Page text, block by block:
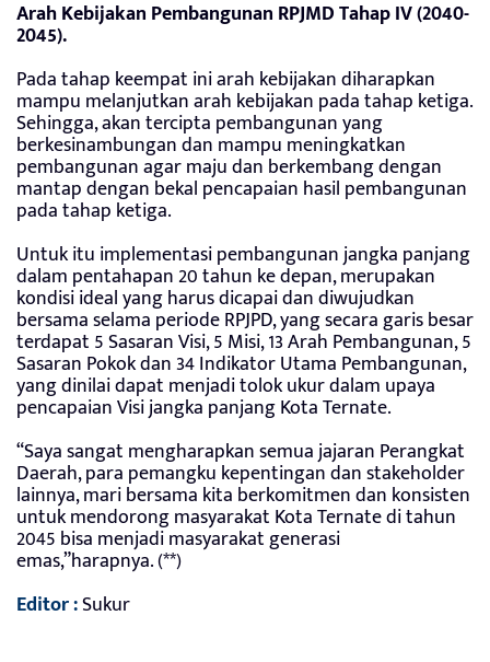
Arah Kebijakan Pembangunan RPJMD Tahap IV (2040-
2045).
Pada tahap keempat ini arah kebijakan diharapkan
mampu melanjutkan arah kebijakan pada tahap ketiga.
Sehingga, akan tercipta pembangunan yang
berkesinambungan dan mampu meningkatkan
pembangunan agar maju dan berkembang dengan
mantap dengan bekal pencapaian hasil pembangunan
pada tahap ketiga.
Untuk itu implementasi pembangunan jangka panjang
dalam pentahapan 20 tahun ke depan, merupakan
kondisi ideal yang harus dicapai dan diwujudkan
bersama selama periode RPJPD, yang secara garis besar
terdapat 5 Sasaran Visi, 5 Misi, 13 Arah Pembangunan, 5
Sasaran Pokok dan 34 Indikator Utama Pembangunan,
yang dinilai dapat menjadi tolok ukur dalam upaya
pencapaian Visi jangka panjang Kota Ternate.
“Saya sangat mengharapkan semua jajaran Perangkat
Daerah, para pemangku kepentingan dan stakeholder
lainnya, mari bersama kita berkomitmen dan konsisten
untuk mendorong masyarakat Kota Ternate di tahun
2045 bisa menjadi masyarakat generasi
emas,”harapnya. (**)
Editor :Sukur